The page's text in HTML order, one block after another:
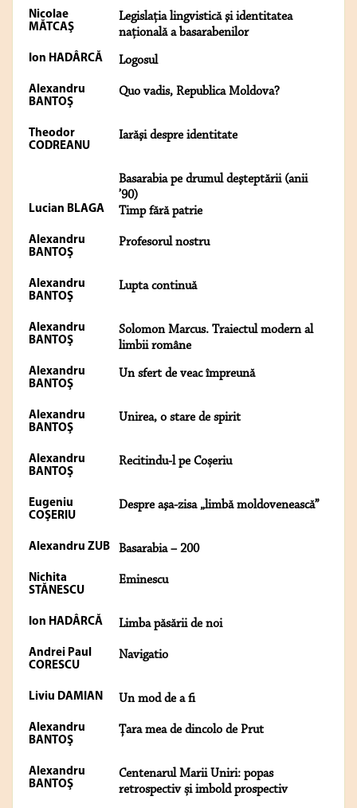
Nicolae
MĂTCAŞ
Legislaţia lingvistică şi identitatea
naţională a basarabenilor
Ion HADÂRCĂ Logosul
Alexandru
BANTOŞ
Quo vadis, Republica Moldova?
Theodor
CODREANU
Iarăşi despre identitate
Basarabia pe drumul deşteptării (anii
’90)
Lucian BLAGA Timp fără patrie
Alexandru
BANTOŞ
Profesorul nostru
Alexandru
BANTOŞ
Lupta continuă
Alexandru
BANTOŞ
Solomon Marcus. Traiectul modern al
limbii române
Alexandru
BANTOŞ
Un sfert de veac împreună
Alexandru
BANTOŞ
Unirea, o stare de spirit
Alexandru
BANTOŞ
Recitindu-l pe Coșeriu
Eugeniu
COŞERIU
Despre aşa-zisa „limbă moldovenească”
Alexandru ZUB Basarabia – 200
Nichita
STĂNESCU
Eminescu
Ion HADÂRCĂ Limba păsării de noi
Andrei Paul
CORESCU
Navigatio
Liviu DAMIAN Un mod de a fi
Alexandru
BANTOŞ
Țara mea de dincolo de Prut
Alexandru
BANTOŞ
Centenarul Marii Uniri: popas
retrospectiv și imbold prospectiv